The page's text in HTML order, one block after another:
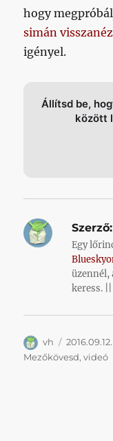
hogy
simán
igényel.
Állítsd be,
között
Szerző:
Egy
keress.
Szerző
vh Közzétéve
2016.09.12.
Mezőkövesd,videó